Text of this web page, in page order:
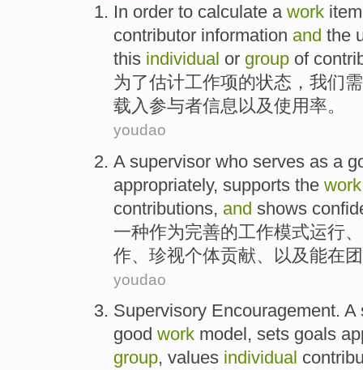
In order to calculate a work item
contributor information and the
this individual or group of
为了估计工作项的状态 ， 我们
载入参与者信息 以及使用率。
youdao
A supervisor who serves as a
appropriately, supports the work
contributions, and shows
一种作为完善的工作模式运行、
作、 珍视个体贡献、 以及能在
youdao
Supervisory Encouragement. A
good work model , sets goals
group, values individual